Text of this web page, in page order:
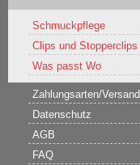
Schmuckpflege
Clips und Stopperclips
Was passt Wo
Zahlungsarten/Versand
Datenschutz
AGB
FAQ